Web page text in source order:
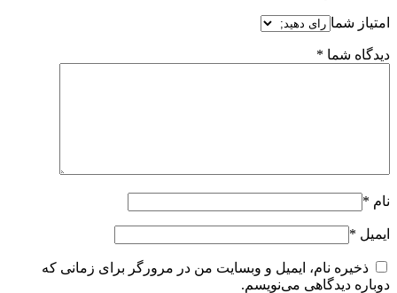
امتیاز شما
دیدگاه شما *
نام *
ایمیل *
ذخیره نام، ایمیل و وبسایت من در مرورگر برای زمانی که
دوباره دیدگاهی می‌نویسم.